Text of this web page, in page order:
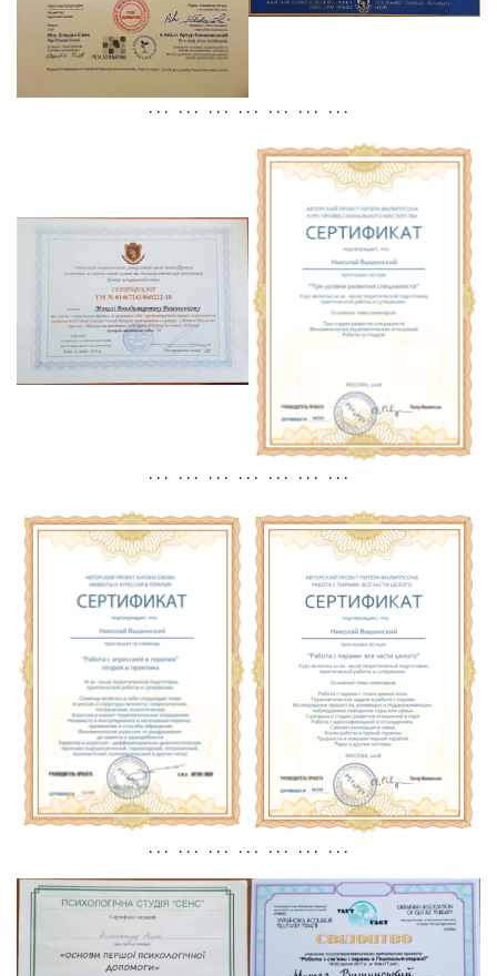
. . . . . . . . . . . . . . . . . . . . .
. . . . . . . . . . . . . . . . . . . . .
. . . . . . . . . . . . . . . . . . . . .